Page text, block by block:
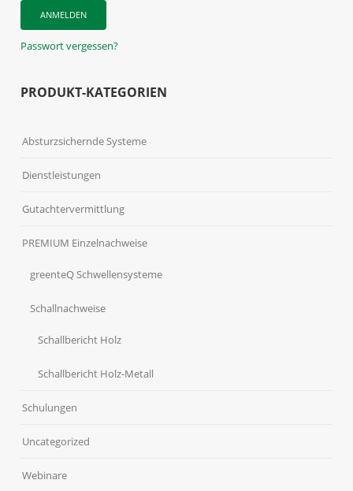
Passwort vergessen?
PRODUKT-KATEGORIEN
Absturzsichernde Systeme
Dienstleistungen
Gutachtervermittlung
PREMIUM Einzelnachweise
greenteQ Schwellensysteme
Schallnachweise
Schallbericht Holz
Schallbericht Holz-Metall
Schulungen
Uncategorized
Webinare